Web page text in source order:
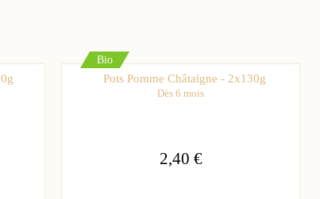
Bio
Pots Pomme Châtaigne - 2x130g
Dès 6 mois
2,40 €